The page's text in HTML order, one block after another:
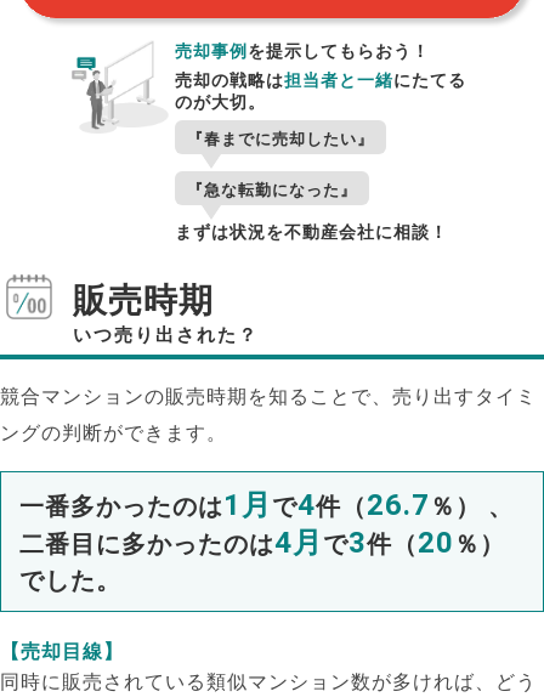
売却事例を提示してもらおう！
売却の戦略は担当者と一緒にたてる
のが大切。
『春までに売却したい』
『急な転勤になった』
まずは状況を不動産会社に相談！
販売時期
いつ売り出された？
競合マンションの販売時期を知ることで、売り出すタイミ
ングの判断ができます。
一番多かったのは1月 で4件（26.7 ％） 、
二番目に多かったのは4月 で3件（20 ％）
でした。
【売却目線】
同時に販売されている類似マンション数が多ければ、どう